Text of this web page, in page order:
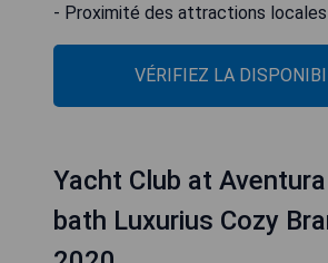
- Proximité des attractions locales
VÉRIFIEZ LA
Yacht Club at
bath Luxurius Cozy